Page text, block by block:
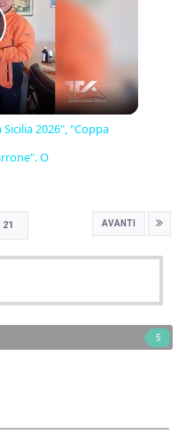
2026", "Coppa
O
AVANTI
5